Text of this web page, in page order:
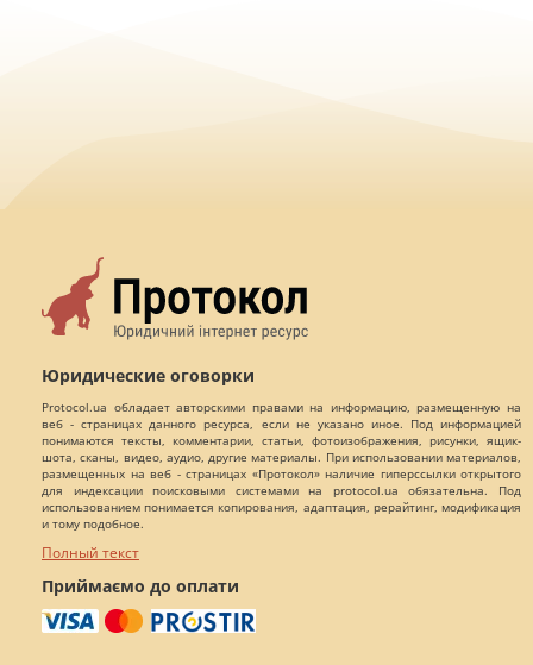
Юридические оговорки
Protocol.ua обладает авторскими правами на информацию, размещенную на
веб - страницах данного ресурса, если не указано иное. Под информацией
понимаются тексты, комментарии, статьи, фотоизображения, рисунки, ящик-
шота, сканы, видео, аудио, другие материалы. При использовании материалов,
размещенных на веб - страницах «Протокол» наличие гиперссылки открытого
для индексации поисковыми системами на protocol.ua обязательна. Под
использованием понимается копирования, адаптация, рерайтинг, модификация
и тому подобное.
Полный текст
Приймаємо до оплати